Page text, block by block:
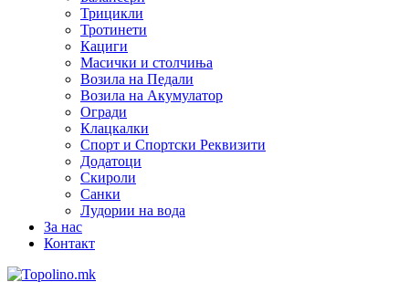
Трицикли
Тротинети
Кациги
Mасички и столчиња
Возила на Педали
Возила на Акумулатор
Огради
Клацкалки
Спорт и Спортски Реквизити
Додатоци
Скироли
Санки
Лудории на вода
За нас
Контакт